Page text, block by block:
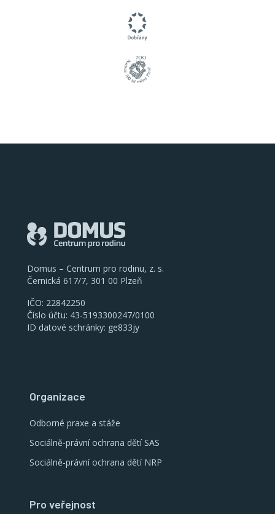
Domus – Centrum pro rodinu, z. s.
Černická 617/7, 301 00 Plzeň
IČO: 22842250
Číslo účtu: 43-5193300247/0100
ID datové schránky: ge833jy
Organizace
Odborné praxe a stáže
Sociálně-právní ochrana dětí SAS
Sociálně-právní ochrana dětí NRP
Pro veřejnost